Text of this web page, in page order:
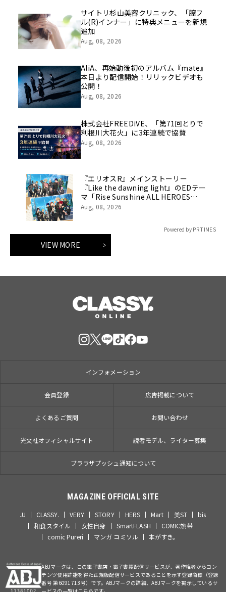
像を公開！
サイトリ杉山美容クリニック、「膣フ
ル(R)インナー」に特典メニューを新規
追加
Aug, 08, 2026
AliA、再始動後初のアルバム『mate』
本日より配信開始！リリックビデオも
公開！
Aug, 08, 2026
株式会社FREEDiVE、「第71回とりで
利根川大花火」に3年連続で協賛
Aug, 08, 2026
『エリオスR』メインストーリー
『Like the dawning light』のEDテー
マ「Rise Sunshine ALL HEROES
Ver.」がフルサイズ配信決定！
Aug, 08, 2026
Powered by PR TIMES
VIEW MORE
インフォメーション
会員登録 広告掲載について
よくあるご質問 お問い合わせ
光文社オフィシャルサイト 読者モデル、ライター募集
ブラウザプッシュ通知について
MAGAZINE OFFICIAL SITE
JJ CLASSY. VERY STORY HERS Mart 美ST
bis
和食スタイル
女性自身 SmartFLASH
COMIC熱帯
comic Pureri
マンガ コミソル 本がすき。
ABJマークは、この電子書店・電子書籍配信サービスが、著作権者からコン
テンツ使用許諾を得た正規版配信サービスであることを示す登録商標（登録
番号 第6091713号）です。ABJマークの詳細、ABJマークを掲示しているサ